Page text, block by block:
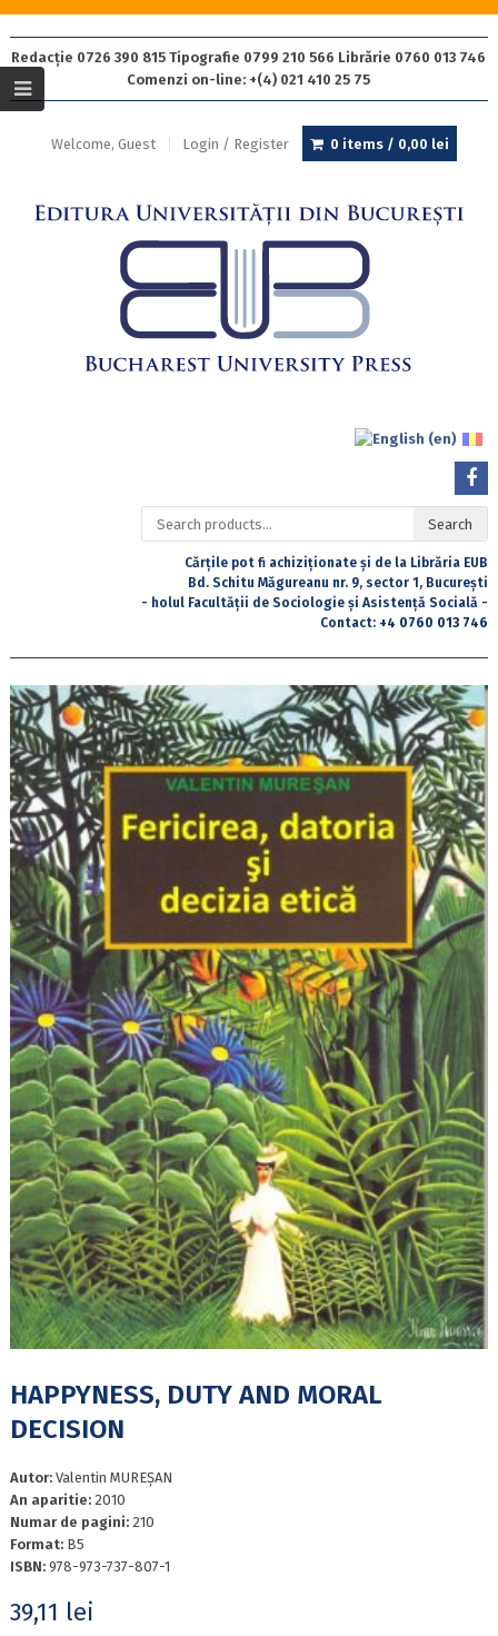
Redacție 0726 390 815 Tipografie 0799 210 566 Librărie 0760 013 746
Comenzi on-line: +(4) 021 410 25 75
Welcome, Guest Login / Register 0 items / 0,00 lei
Search
for:
Search
Cărțile pot fi achiziționate și de la Librăria EUB
Bd. Schitu Măgureanu nr. 9, sector 1, București
- holul Facultății de Sociologie și Asistență Socială -
Contact: +4 0760 013 746
HAPPYNESS, DUTY AND MORAL
DECISION
Autor: Valentin MUREȘAN
An aparitie: 2010
Numar de pagini: 210
Format: B5
ISBN: 978-973-737-807-1
39,11 lei